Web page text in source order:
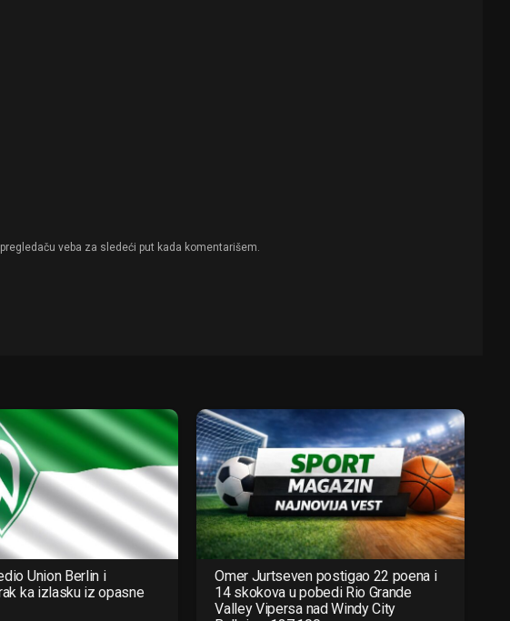
veba za sledeći put kada komentarišem.
Union Berlin i
ka izlasku iz opasne
Omer Jurtseven postigao 22 poena i
14 skokova u pobedi Rio Grande
Valley Vipersa nad Windy City